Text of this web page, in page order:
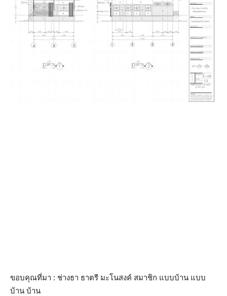
ขอบคุณที่มา : ช่างธา ธาตรี มะโนสงค์ สมาชิก แบบบ้าน แบบ
บ้าน บ้าน